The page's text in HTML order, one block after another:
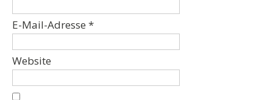
E-Mail-Adresse *
Website